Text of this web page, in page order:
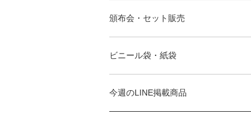
頒布会・セット販売
ビニール袋・紙袋
今週のLINE掲載商品